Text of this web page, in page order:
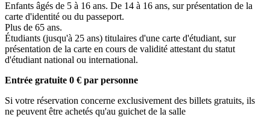
Enfants âgés de 5 à 16 ans. De 14 à 16 ans, sur présentation de la
carte d'identité ou du passeport.
Plus de 65 ans.
Étudiants (jusqu'à 25 ans) titulaires d'une carte d'étudiant, sur
présentation de la carte en cours de validité attestant du statut
d'étudiant national ou international.
Entrée gratuite 0 € par personne
Si votre réservation concerne exclusivement des billets gratuits, ils
ne peuvent être achetés qu'au guichet de la salle